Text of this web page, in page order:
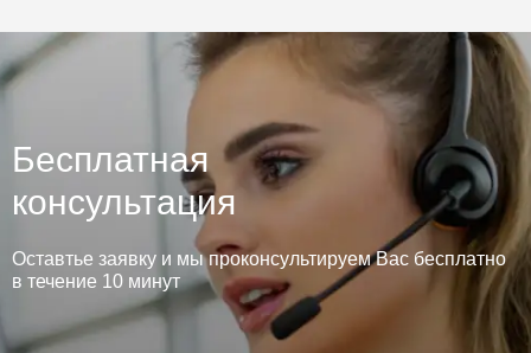
Бесплатная
консультация
Оставтье заявку и мы проконсультируем Вас бесплатно
в течение 10 минут